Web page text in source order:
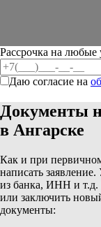
Рассрочка на
Даю согласие на
Документы
в Ангарске
Как и при
написать
из банка, ИНН и т.д.
или заключить
документы: